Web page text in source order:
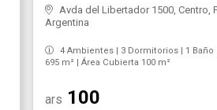
Avda del Libertador 1500, Centro,
Argentina
4 Ambientes | 3 Dormitorios | 1 Baño
695 m² | Área Cubierta 100 m²
ars 100